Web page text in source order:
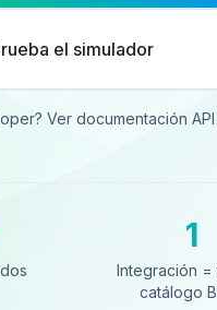
el simulador
Ver documentación API
Integración =
1
Integración =
catálogo